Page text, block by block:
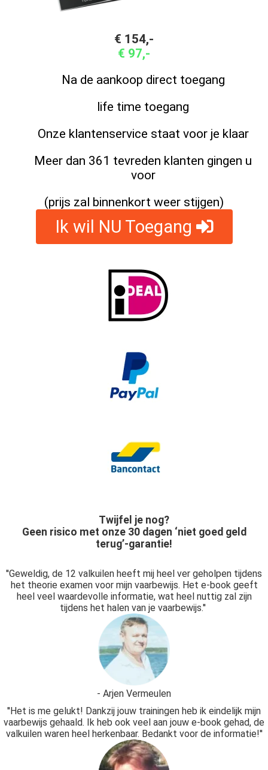
€ 154,-
€ 97,-
Na de aankoop direct toegang
life time toegang
Onze klantenservice staat voor je klaar
Meer dan 361 tevreden klanten gingen u
voor
(prijs zal binnenkort weer stijgen)
Ik wil NU Toegang
Twijfel je nog?
Geen risico met onze 30 dagen ‘niet goed geld
terug’-garantie!
''Geweldig, de 12 valkuilen heeft mij heel ver geholpen tijdens
het theorie examen voor mijn vaarbewijs. Het e-book geeft
heel veel waardevolle informatie, wat heel nuttig zal zijn
tijdens het halen van je vaarbewijs.''
- Arjen Vermeulen
''Het is me gelukt! Dankzij jouw trainingen heb ik eindelijk mijn
vaarbewijs gehaald. Ik heb ook veel aan jouw e-book gehad, de
valkuilen waren heel herkenbaar. Bedankt voor de informatie!''